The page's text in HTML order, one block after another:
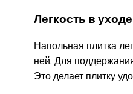
Легкость в уходе
Напольная плитка
ней. Для
Это делает плитку